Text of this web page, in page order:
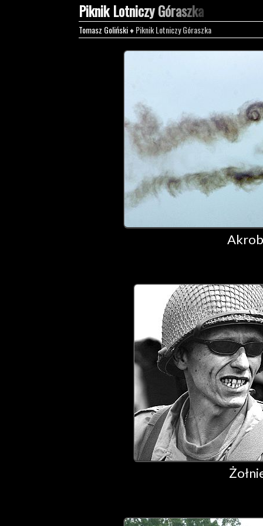
Piknik Lotniczy Góraszka
Tomasz Goliński♦ Piknik Lotniczy Góraszka